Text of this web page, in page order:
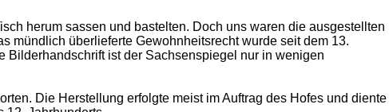
herum sassen und bastelten. Doch uns waren die ausgestellten
mündlich überlieferte Gewohnheitsrecht wurde seit dem 13.
Bilderhandschrift ist der Sachsenspiegel nur in wenigen
Die Herstellung erfolgte meist im Auftrag des Hofes und diente